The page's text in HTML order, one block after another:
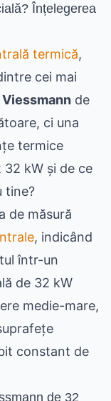
Înțelegerea
termică,
cei mai
Viessmann de
ci una
termice
32 kW și de ce
tine?
de măsură
, indicând
într-un
de 32 kW
medie-mare,
constant de
de 32